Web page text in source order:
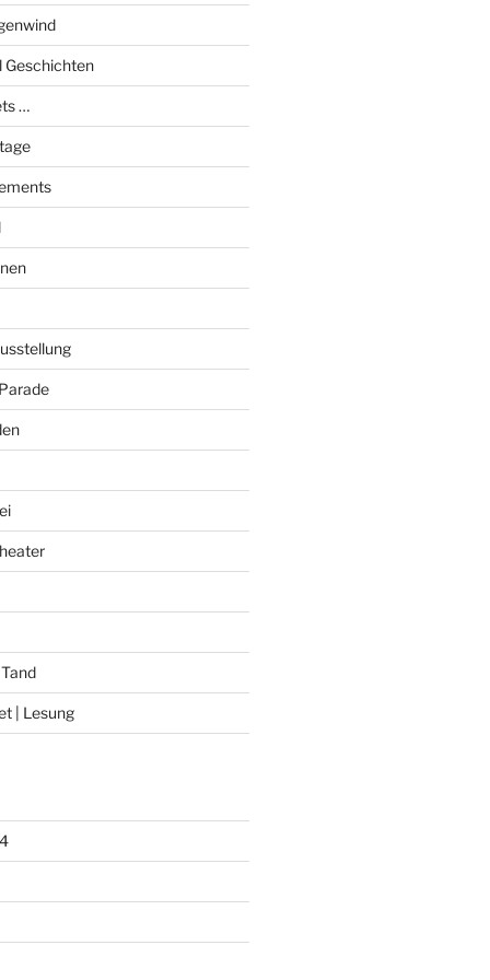
Geschichten
…
| Lesung